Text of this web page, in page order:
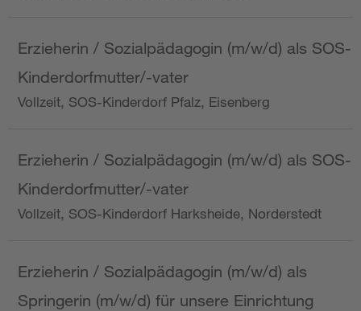
Erzieherin / Sozialpädagogin (m/w/d) als SOS-
Kinderdorfmutter/-vater
Vollzeit, SOS-Kinderdorf Pfalz, Eisenberg
Erzieherin / Sozialpädagogin (m/w/d) als SOS-
Kinderdorfmutter/-vater
Vollzeit, SOS-Kinderdorf Harksheide, Norderstedt
Erzieherin / Sozialpädagogin (m/w/d) als
Springerin (m/w/d) für unsere Einrichtung